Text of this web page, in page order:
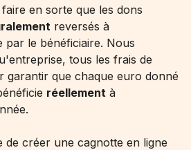
en sorte que les dons
reversés à
par le bénéficiaire. Nous
tous les frais de
garantir que chaque euro donné
réellement à
de créer une cagnotte en ligne